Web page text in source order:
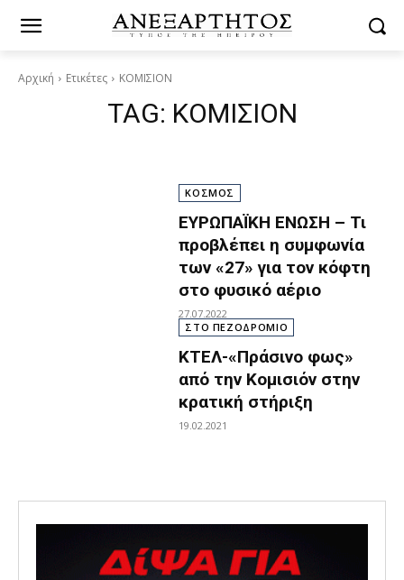
Αρχική Ετικέτες ΚΟΜΙΣΙΟΝ
TAG: ΚΟΜΙΣΙΟΝ
ΚΟΣΜΟΣ
ΕΥΡΩΠΑΪΚΗ ΕΝΩΣΗ – Τι
προβλέπει η συμφωνία
των «27» για τον κόφτη
στο φυσικό αέριο
27.07.2022
ΣΤΟ ΠΕΖΟΔΡΟΜΙΟ
ΚΤΕΛ-«Πράσινο φως»
από την Κομισιόν στην
κρατική στήριξη
19.02.2021